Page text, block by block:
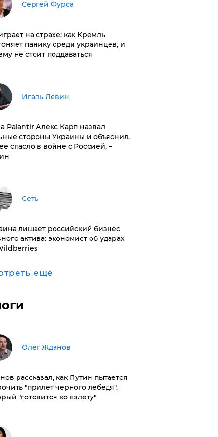
Сергей Фурса
на страхе: как Кремль
панику среди украинцев, и
не стоит поддаваться
Игаль Левин
Palantir Алекс Карп назвал
стороны Украины и объяснил,
спасло в войне с Россией, –
Сеть
лишает российский бизнес
актива: экономист об ударах
ещё
Олег Жданов
рассказал, как Путин пытается
"прилет черного лебедя",
"готовится ко взлету"